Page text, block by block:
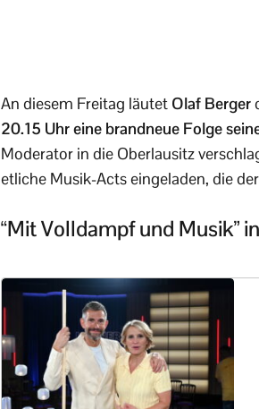
An diesem Freitag läutet Olaf Berger
20.15 Uhr eine brandneue Folge
Moderator in die Oberlausitz
etliche Musik-Acts eingeladen, die
“Mit Volldampf und Musik”